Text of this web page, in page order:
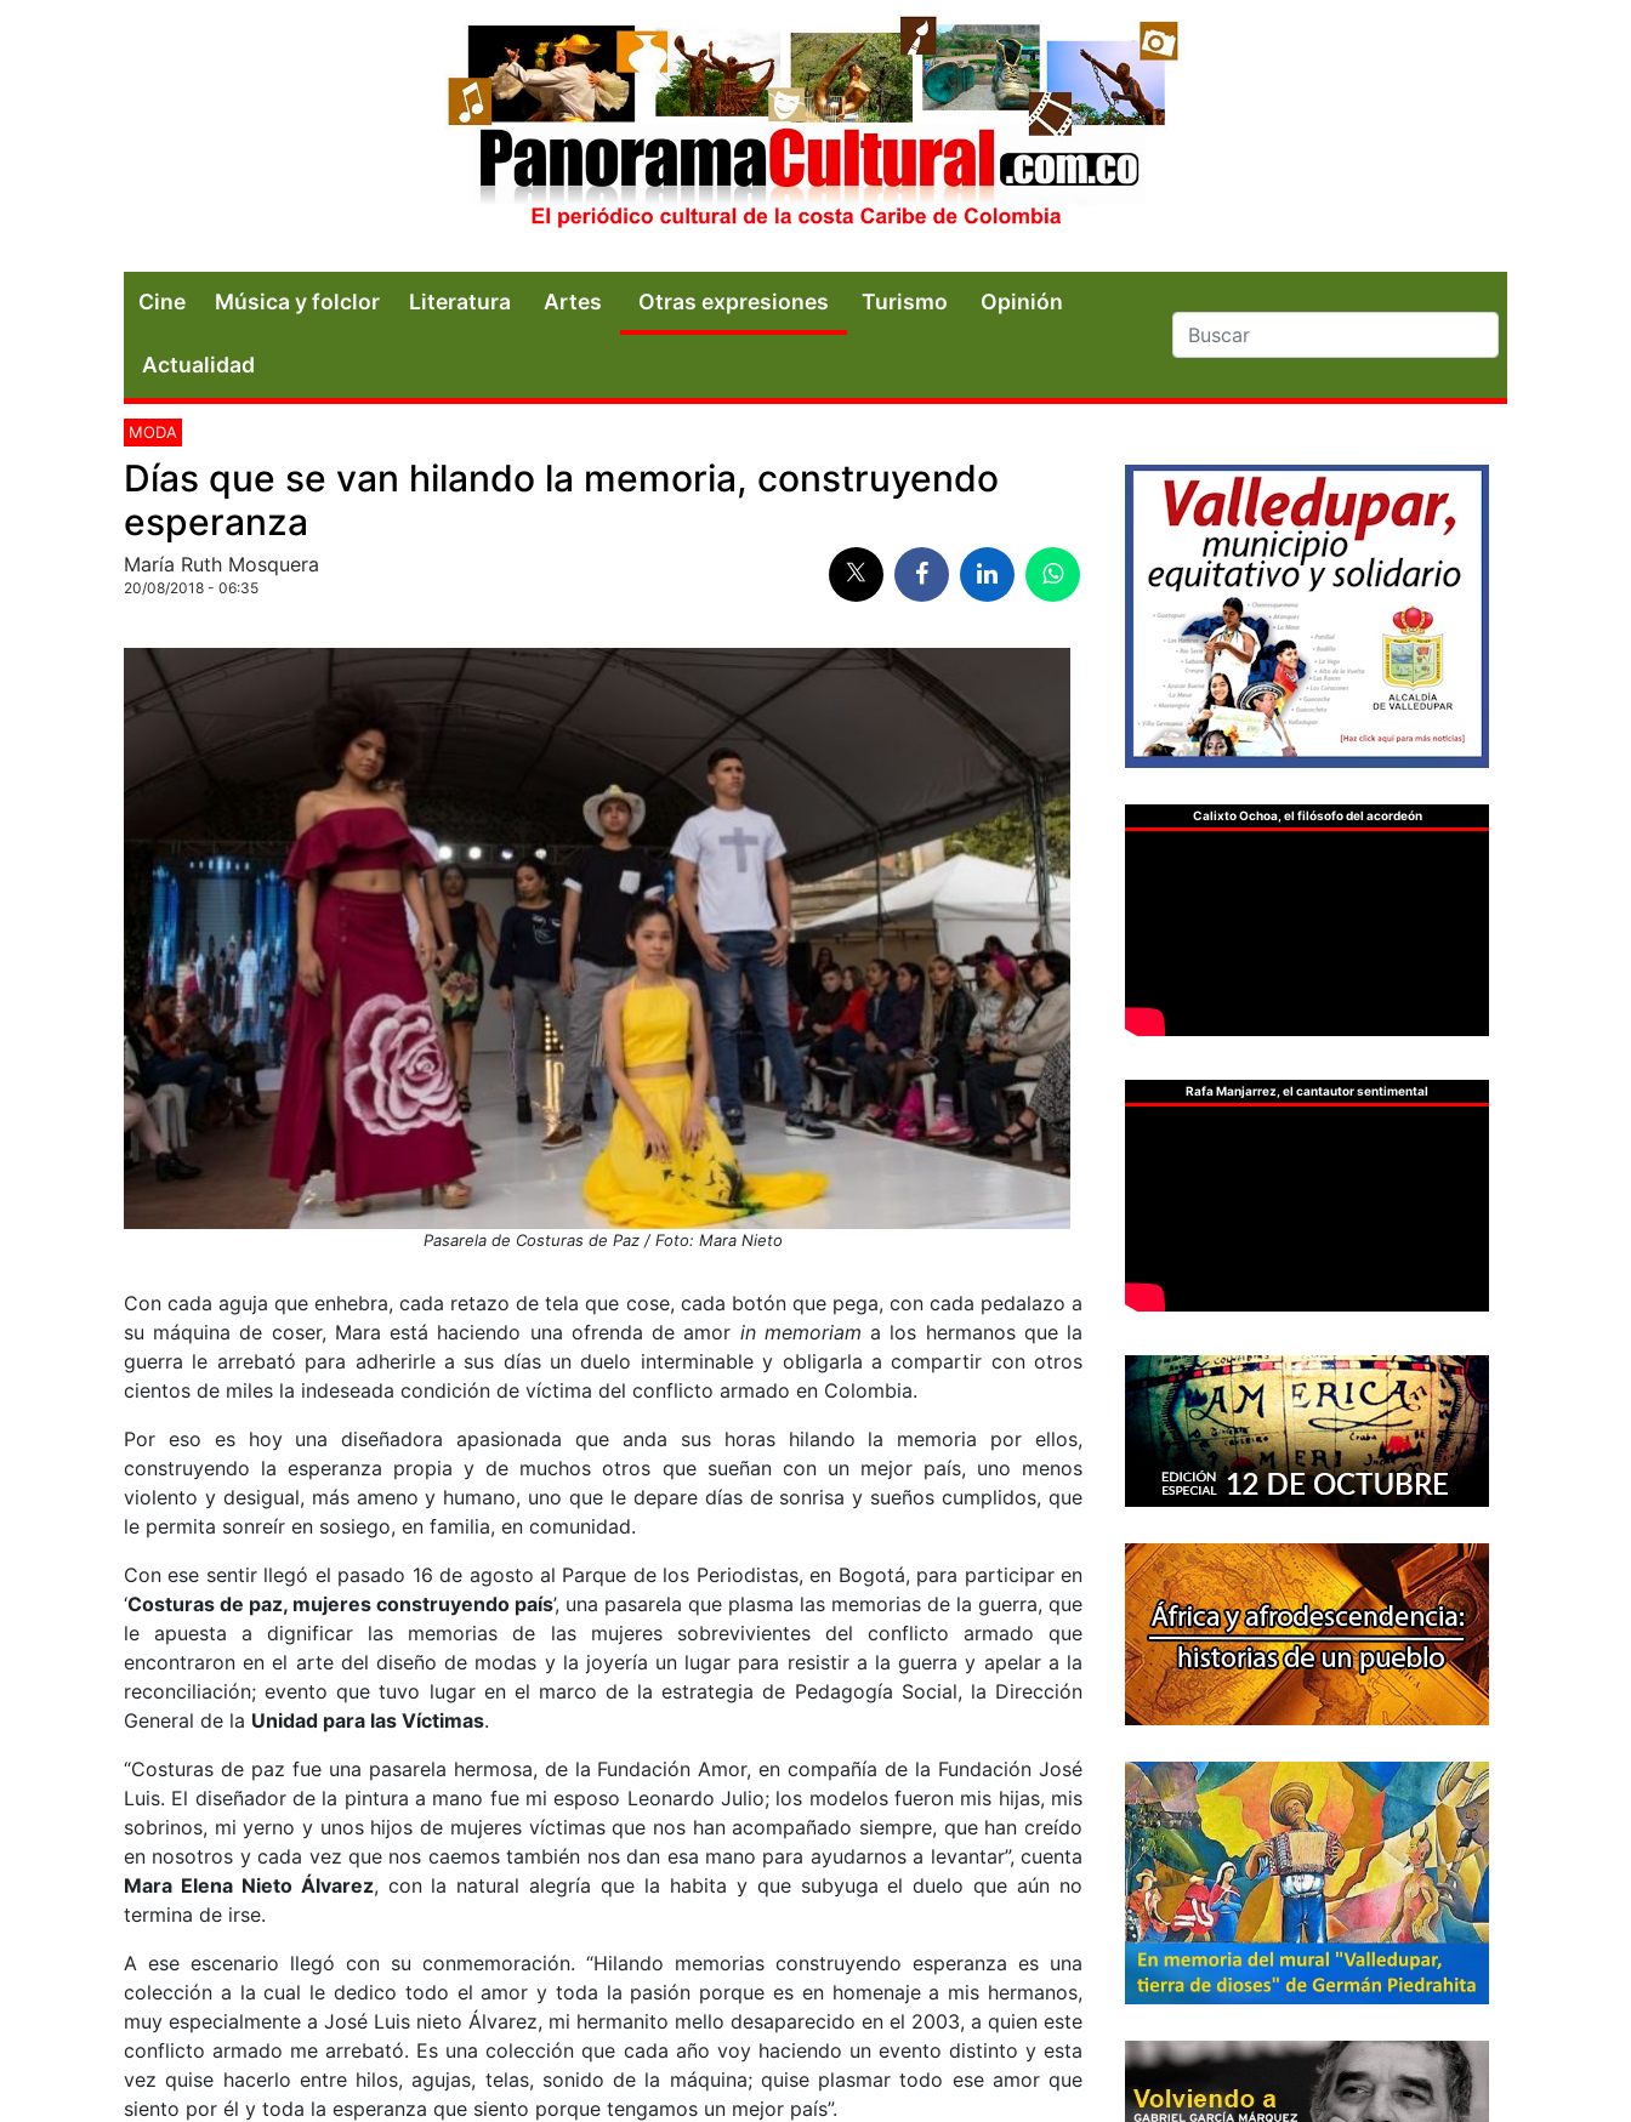
Cine Música y folclor Literatura Artes Otras expresiones Turismo Opinión
Actualidad
MODA
Días que se van hilando la memoria, construyendo
esperanza
María Ruth Mosquera
20/08/2018 - 06:35
Pasarela de Costuras de Paz / Foto: Mara Nieto
Con cada aguja que enhebra, cada retazo de tela que cose, cada botón que pega, con cada pedalazo a
su máquina de coser, Mara está haciendo una ofrenda de amor in memoriam a los hermanos que la
guerra le arrebató para adherirle a sus días un duelo interminable y obligarla a compartir con otros
cientos de miles la indeseada condición de víctima del conflicto armado en Colombia.
Por eso es hoy una diseñadora apasionada que anda sus horas hilando la memoria por ellos,
construyendo la esperanza propia y de muchos otros que sueñan con un mejor país, uno menos
violento y desigual, más ameno y humano, uno que le depare días de sonrisa y sueños cumplidos, que
le permita sonreír en sosiego, en familia, en comunidad.
Con ese sentir llegó el pasado 16 de agosto al Parque de los Periodistas, en Bogotá, para participar en
‘Costuras de paz, mujeres construyendo país’, una pasarela que plasma las memorias de la guerra, que
le apuesta a dignificar las memorias de las mujeres sobrevivientes del conflicto armado que
encontraron en el arte del diseño de modas y la joyería un lugar para resistir a la guerra y apelar a la
reconciliación; evento que tuvo lugar en el marco de la estrategia de Pedagogía Social, la Dirección
General de la Unidad para las Víctimas.
“Costuras de paz fue una pasarela hermosa, de la Fundación Amor, en compañía de la Fundación José
Luis. El diseñador de la pintura a mano fue mi esposo Leonardo Julio; los modelos fueron mis hijas, mis
sobrinos, mi yerno y unos hijos de mujeres víctimas que nos han acompañado siempre, que han creído
en nosotros y cada vez que nos caemos también nos dan esa mano para ayudarnos a levantar”, cuenta
Mara Elena Nieto Álvarez, con la natural alegría que la habita y que subyuga el duelo que aún no
termina de irse.
A ese escenario llegó con su conmemoración. “Hilando memorias construyendo esperanza es una
colección a la cual le dedico todo el amor y toda la pasión porque es en homenaje a mis hermanos,
muy especialmente a José Luis nieto Álvarez, mi hermanito mello desaparecido en el 2003, a quien este
conflicto armado me arrebató. Es una colección que cada año voy haciendo un evento distinto y esta
vez quise hacerlo entre hilos, agujas, telas, sonido de la máquina; quise plasmar todo ese amor que
siento por él y toda la esperanza que siento porque tengamos un mejor país”.
Calixto Ochoa, el filósofo del acordeón
Rafa Manjarrez, el cantautor sentimental